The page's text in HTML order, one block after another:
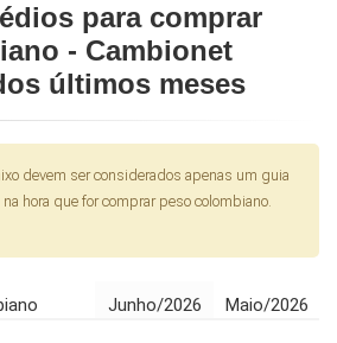
para comprar
- Cambionet
últimos meses
devem ser considerados apenas um guia
hora que for comprar peso colombiano.
Junho/2026 Maio/2026